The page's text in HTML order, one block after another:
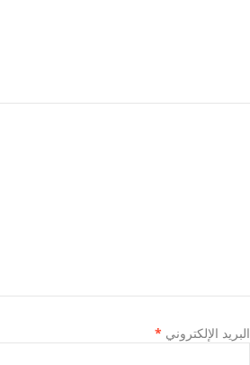
البريد الإلكتروني *